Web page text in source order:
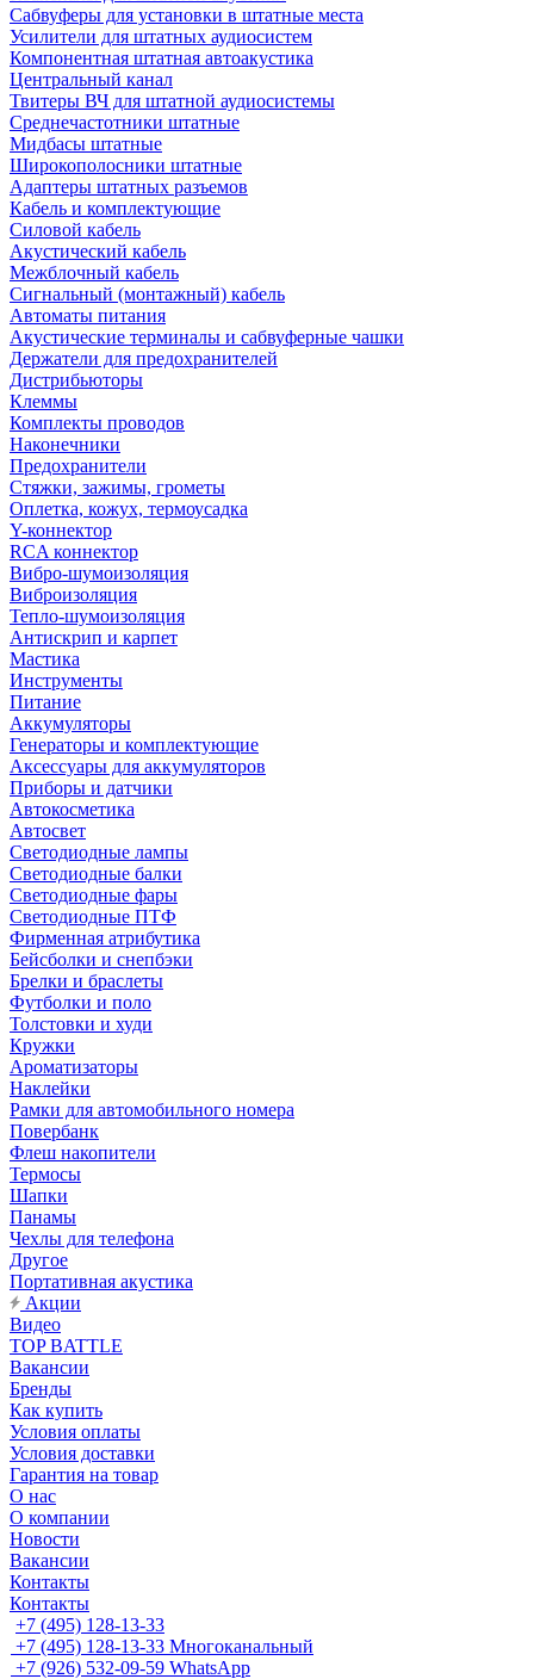
Сабвуферы для установки в штатные места
Усилители для штатных аудиосистем
Компонентная штатная автоакустика
Центральный канал
Твитеры ВЧ для штатной аудиосистемы
Среднечастотники штатные
Мидбасы штатные
Широкополосники штатные
Адаптеры штатных разъемов
Кабель и комплектующие
Силовой кабель
Акустический кабель
Межблочный кабель
Сигнальный (монтажный) кабель
Автоматы питания
Акустические терминалы и сабвуферные чашки
Держатели для предохранителей
Дистрибьюторы
Клеммы
Комплекты проводов
Наконечники
Предохранители
Стяжки, зажимы, грометы
Оплетка, кожух, термоусадка
Y-коннектор
RCA коннектор
Вибро-шумоизоляция
Виброизоляция
Тепло-шумоизоляция
Антискрип и карпет
Мастика
Инструменты
Питание
Аккумуляторы
Генераторы и комплектующие
Аксессуары для аккумуляторов
Приборы и датчики
Автокосметика
Автосвет
Светодиодные лампы
Светодиодные балки
Светодиодные фары
Светодиодные ПТФ
Фирменная атрибутика
Бейсболки и снепбэки
Брелки и браслеты
Футболки и поло
Толстовки и худи
Кружки
Ароматизаторы
Наклейки
Рамки для автомобильного номера
Повербанк
Флеш накопители
Термосы
Шапки
Панамы
Чехлы для телефона
Другое
Портативная акустика
Акции
Видео
TOP BATTLE
Вакансии
Бренды
Как купить
Условия оплаты
Условия доставки
Гарантия на товар
О нас
О компании
Новости
Вакансии
Контакты
Контакты
+7 (495) 128-13-33
+7 (495) 128-13-33 Многоканальный
+7 (926) 532-09-59 WhatsApp